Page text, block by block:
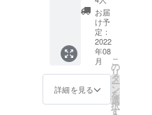
づくり
体験
私一人
ではど
うして
も人手
が足り
ませ
ん。ど
お届
け予
定：
2022
年08
月
詳細を見る
こ
の
リ
タ
ー
ン
を
選
択
す